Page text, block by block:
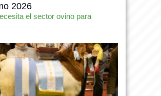
2026
el sector ovino para